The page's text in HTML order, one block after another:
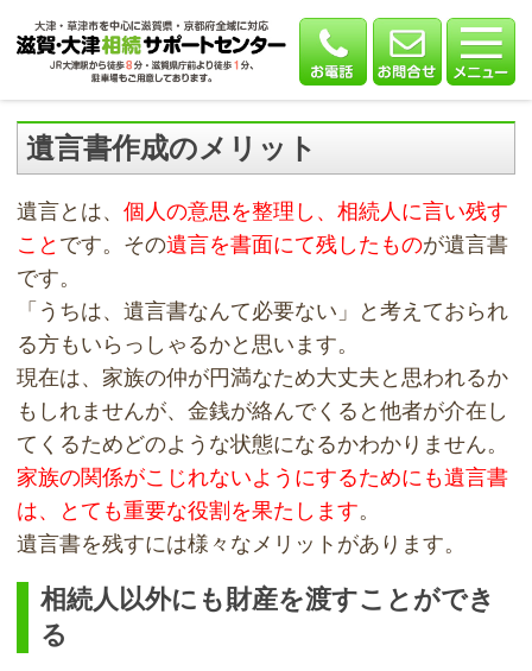
遺言書作成のメリット
遺言とは、個人の意思を整理し、相続人に言い残す
こと です。その遺言を書面にて残したものが遺言書
です。
「うちは、遺言書なんて必要ない」と考えておられ
る方もいらっしゃるかと思います。
現在は、家族の仲が円満なため大丈夫と思われるか
もしれませんが、金銭が絡んでくると他者が介在し
てくるためどのような状態になるかわかりません。
家族の関係がこじれないようにするためにも遺言書
は、とても重要な役割を果たします。
遺言書を残すには様々なメリットがあります。
相続人以外にも財産を渡すことができ
る